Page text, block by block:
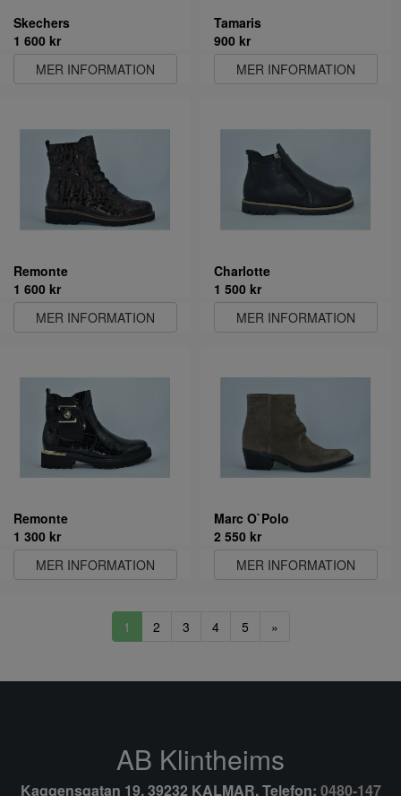
Skechers
1 600 kr
MER INFORMATION
Tamaris
900 kr
MER INFORMATION
Remonte
1 600 kr
MER INFORMATION
Charlotte
1 500 kr
MER INFORMATION
Remonte
1 300 kr
MER INFORMATION
Marc O`Polo
2 550 kr
MER INFORMATION
1 2 3 4 5 »
AB Klintheims
Kaggensgatan 19, 39232 KALMAR, Telefon: 0480-147